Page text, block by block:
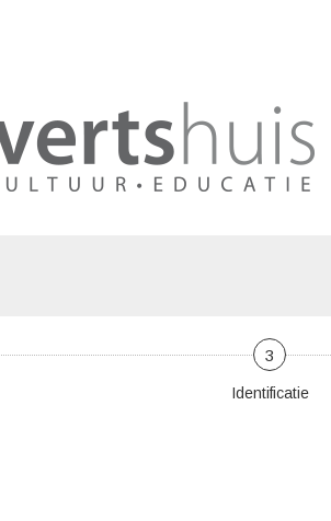
3
Identificatie